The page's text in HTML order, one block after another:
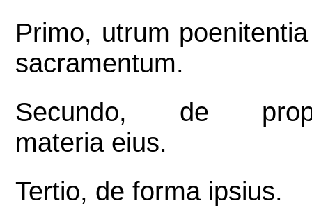
Primo, utrum
sacramentum.
Secundo, de
materia eius.
Tertio, de forma ipsius.